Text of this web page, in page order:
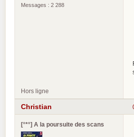
Messages : 2 288
Hors ligne
Christian
[°*°] A la poursuite des scans